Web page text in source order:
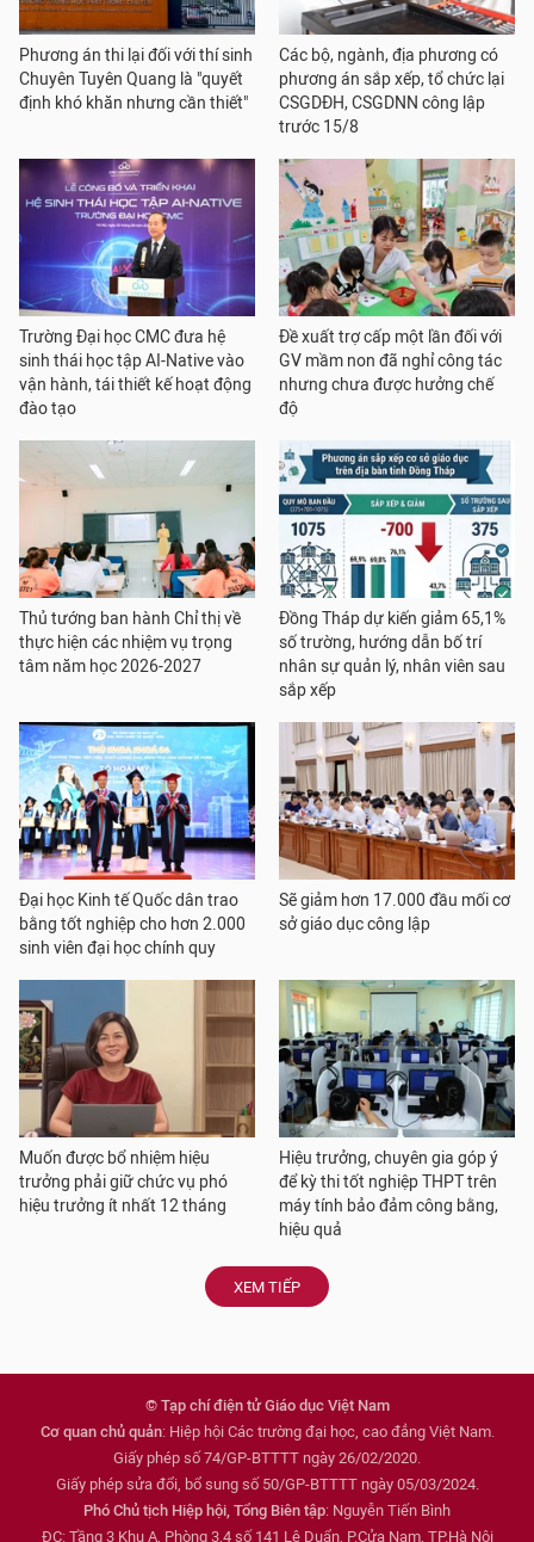
Phương án thi lại đối với thí sinh
Chuyên Tuyên Quang là "quyết
định khó khăn nhưng cần thiết"
Các bộ, ngành, địa phương có
phương án sắp xếp, tổ chức lại
CSGDĐH, CSGDNN công lập
trước 15/8
Trường Đại học CMC đưa hệ
sinh thái học tập AI-Native vào
vận hành, tái thiết kế hoạt động
đào tạo
Đề xuất trợ cấp một lần đối với
GV mầm non đã nghỉ công tác
nhưng chưa được hưởng chế
độ
Thủ tướng ban hành Chỉ thị về
thực hiện các nhiệm vụ trọng
tâm năm học 2026-2027
Đồng Tháp dự kiến giảm 65,1%
số trường, hướng dẫn bố trí
nhân sự quản lý, nhân viên sau
sắp xếp
Đại học Kinh tế Quốc dân trao
bằng tốt nghiệp cho hơn 2.000
sinh viên đại học chính quy
Sẽ giảm hơn 17.000 đầu mối cơ
sở giáo dục công lập
Muốn được bổ nhiệm hiệu
trưởng phải giữ chức vụ phó
hiệu trưởng ít nhất 12 tháng
Hiệu trưởng, chuyên gia góp ý
để kỳ thi tốt nghiệp THPT trên
máy tính bảo đảm công bằng,
hiệu quả
XEM TIẾP
© Tạp chí điện tử Giáo dục Việt Nam
Cơ quan chủ quản: Hiệp hội Các trường đại học, cao đẳng Việt Nam.
Giấy phép số 74/GP-BTTTT ngày 26/02/2020.
Giấy phép sửa đổi, bổ sung số 50/GP-BTTTT ngày 05/03/2024.
Phó Chủ tịch Hiệp hội, Tổng Biên tập: Nguyễn Tiến Bình
ĐC: Tầng 3 Khu A, Phòng 3,4 số 141 Lê Duẩn, P.Cửa Nam, TP.Hà Nội